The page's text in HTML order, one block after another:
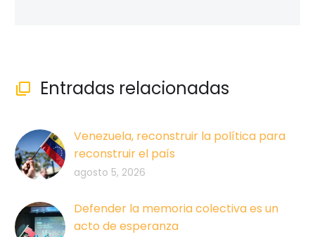
 Entradas relacionadas
Venezuela, reconstruir la política para
reconstruir el país
agosto 5, 2026
Defender la memoria colectiva es un
acto de esperanza